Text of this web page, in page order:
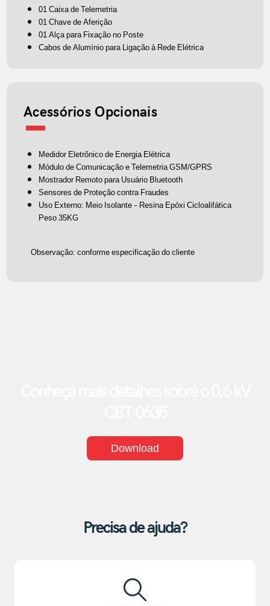
01 Caixa de Telemetria
01 Chave de Aferição
01 Alça para Fixação no Poste
Cabos de Alumínio para Ligação à Rede Elétrica
Acessórios Opcionais
Medidor Eletrônico de Energia Elétrica
Módulo de Comunicação e Telemetria GSM/GPRS
Mostrador Remoto para Usuário Bluetooth
Sensores de Proteção contra Fraudes
Uso Externo: Meio Isolante – Resina Epóxi Cicloalifática
Peso 35KG
Observação: conforme especificação do cliente
Download
Precisa de ajuda?